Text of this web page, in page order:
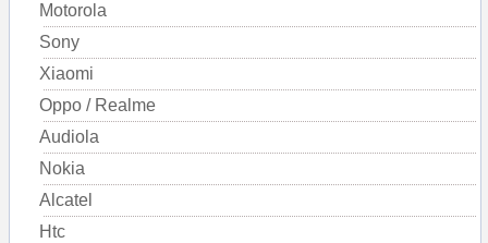
Motorola
Sony
Xiaomi
Oppo / Realme
Audiola
Nokia
Alcatel
Htc